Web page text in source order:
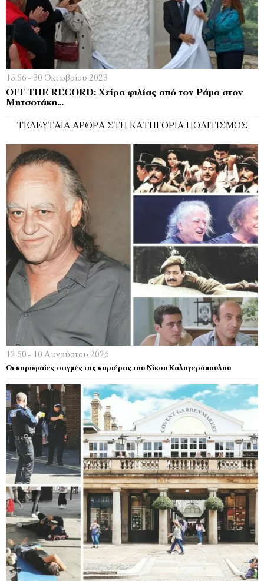
15:56 - 30 Οκτωβρίου 2023
OFF THE RECORD: Χείρα φιλίας από τον Ράμα στον
Μητσοτάκη…
ΤΕΛΕΥΤΑΊΑ ΆΡΘΡΑ ΣΤΗ ΚΑΤΗΓΟΡΊΑ ΠΟΛΙΤΙΣΜΌΣ
12:50 - 10 Αυγούστου 2026
Οι κορυφαίες στιγμές της καριέρας του Νίκου Καλογερόπουλου